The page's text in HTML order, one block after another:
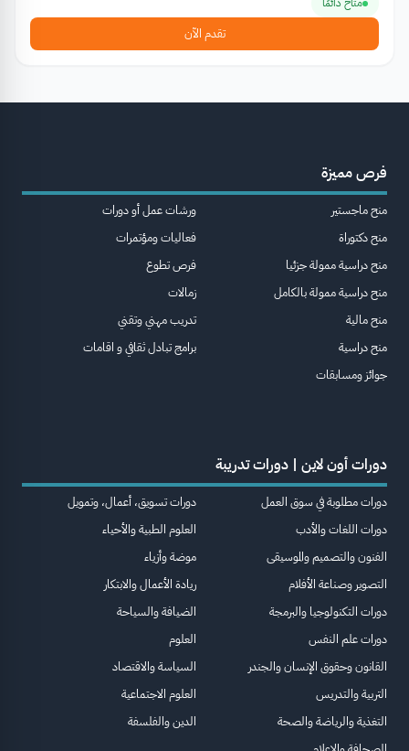
تقدم الآن
فرص مميزة
منح ماجستير
منح دكتوراة
منح دراسية ممولة جزئيا
منح دراسية ممولة بالكامل
منح مالية
منح دراسية
جوائز ومسابقات
ورشات عمل أو دورات
فعاليات ومؤتمرات
فرص تطوع
زمالات
تدريب مهني وتقني
برامج تبادل ثقافي و اقامات
دورات أون لاين | دورات تدريبة
دورات مطلوبة في سوق العمل
دورات اللغات والأدب
الفنون والتصميم والموسيقى
التصوير وصناعة الأفلام
دورات التكنولوجيا والبرمجة
دورات علم النفس
القانون وحقوق الإنسان والجندر
التربية والتدريس
التغذية والرياضة والصحة
دورات تسويق، أعمال، وتمويل
العلوم الطبية والأحياء
موضة وأزياء
ريادة الأعمال والابتكار
الضيافة والسياحة
العلوم
السياسة والاقتصاد
العلوم الاجتماعية
الدين والفلسفة